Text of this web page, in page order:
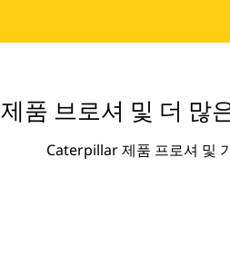
제품 브로셔 및 더 많
Caterpillar 제품 프로셔 및